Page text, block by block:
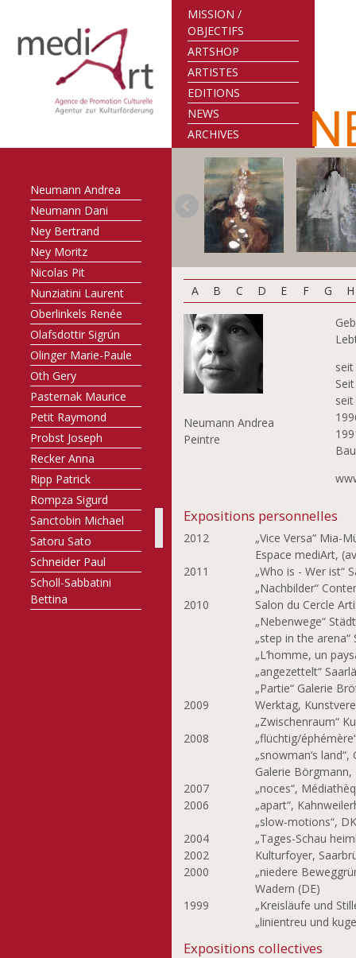
MISSION /
OBJECTIFS
ARTSHOP
ARTISTES
EDITIONS
NEWS
ARCHIVES
Mevissen Gerhard
Meyer-Rogge Jan
Michalek Ondrej
Michels Guy
Mouriamé Guy
Muthofer Ben
Neumann Andrea
Neumann Dani
Ney Bertrand
Ney Moritz
Nicolas Pit
Nunziatini Laurent
Oberlinkels Renée
Olafsdottir Sigrún
Olinger Marie-Paule
Oth Gery
Pasternak Maurice
Petit Raymond
Probst Joseph
Recker Anna
Ripp Patrick
Rompza Sigurd
Sanctobin Michael
Satoru Sato
Schneider Paul
Scholl-Sabbatini
Bettina
A B C D E F G H
Neumann Andrea
Peintre
Expositions personnelles
2012
„Vice Versa“ Mia-
Espace mediArt,
2011
„Who is - Wer ist“
„Nachbilder“
2010
Salon du Cercle
„Nebenwege“
„step in the
„L’homme, un
„angezettelt“
„Partie“ Galerie
2009
Werktag,
„Zwischenraum“
2008
„flüchtig/
„snowman‘s
Galerie Börgmann,
2007
„noces“,
2006
„apart“,
„slow-motions“,
2004
„Tages-Schau
2002
Kulturfoyer,
2000
„niedere
Wadern (DE)
1999
„Kreisläufe und
„linientreu und
Expositions collectives